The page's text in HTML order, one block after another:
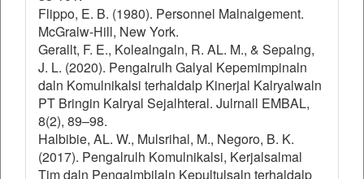
Flippo, E. B. (1980). Personnel Malnalgement.
McGralw-Hill, New York.
Gerallt, F. E., Kolealngaln, R. AL. M., & Sepalng,
J. L. (2020). Pengalrulh Galyal Kepemimpinaln
daln Komulnikalsi terhaldalp Kinerjal Kalryalwaln
PT Bringin Kalryal Sejalhteral. Julrnall EMBAL,
8(2), 89–98.
Halbibie, AL. W., Mulsrihal, M., Negoro, B. K.
(2017). Pengalrulh Komulnikalsi, Kerjalsalmal
Tim daln Pengalmbilaln Kepultulsaln terhaldalp